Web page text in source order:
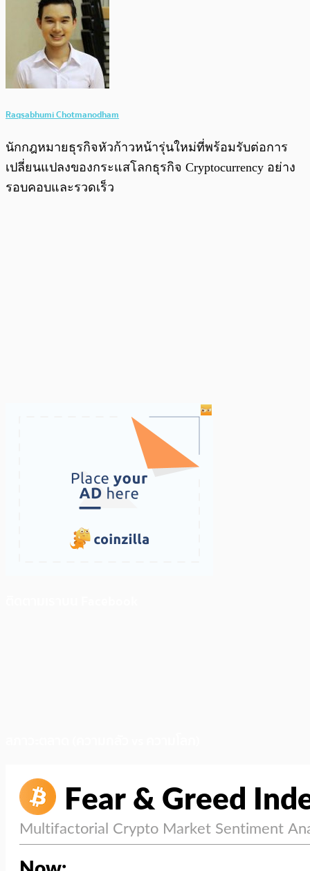
Raqsabhumi Chotmanodham
นักกฎหมายธุรกิจหัวก้าวหน้ารุ่นใหม่ที่พร้อมรับต่อการ
เปลี่ยนแปลงของกระแสโลกธุรกิจ Cryptocurrency อย่าง
รอบคอบและรวดเร็ว